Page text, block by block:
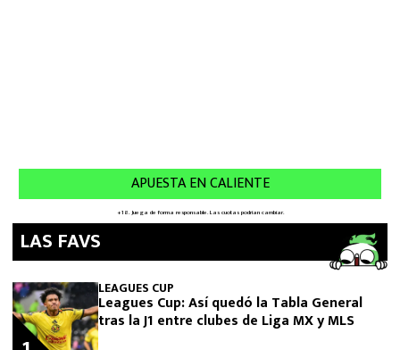
LAS FAVS
LEAGUES CUP
Leagues Cup: Así quedó la Tabla General
tras la J1 entre clubes de Liga MX y MLS